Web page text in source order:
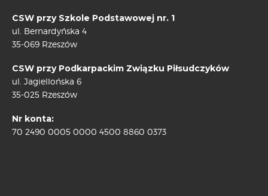
CSW przy Szkole Podstawowej nr. 1
ul. Bernardyńska 4
35-069 Rzeszów
CSW przy Podkarpackim Związku Piłsudczyków
ul. Jagiellońska 6
35-025 Rzeszów
Nr konta:
70 2490 0005 0000 4500 8860 0373